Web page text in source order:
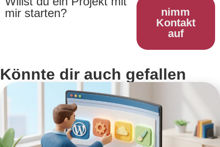
mir starten?
nimm
Kontakt
auf
Könnte dir auch gefallen